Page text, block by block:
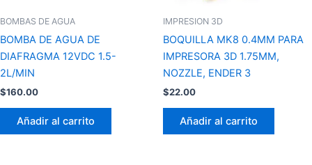
BOMBAS DE AGUA
BOMBA DE AGUA DE
DIAFRAGMA 12VDC 1.5-
2L/MIN
$160.00
Añadir al carrito
IMPRESION 3D
BOQUILLA MK8 0.4MM PARA
IMPRESORA 3D 1.75MM,
NOZZLE, ENDER 3
$22.00
Añadir al carrito